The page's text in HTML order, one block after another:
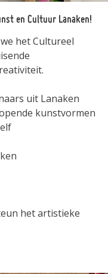
en Cultuur Lanaken!
het Cultureel
uit Lanaken
kunstvormen
het artistieke